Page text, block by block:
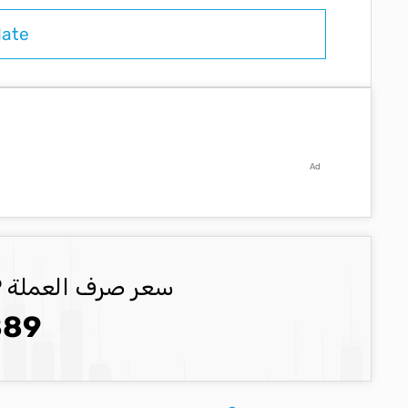
Ad
سعر صرف العملة GBP العملة المحدثة